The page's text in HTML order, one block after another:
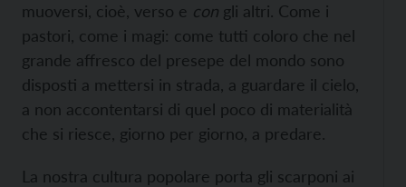
muoversi, cioè, verso e con gli altri. Come i
pastori, come i magi: come tutti coloro che nel
grande affresco del presepe del mondo sono
disposti a mettersi in strada, a guardare il cielo,
a non accontentarsi di quel poco di materialità
che si riesce, giorno per giorno, a predare.
La nostra cultura popolare porta gli scarponi ai